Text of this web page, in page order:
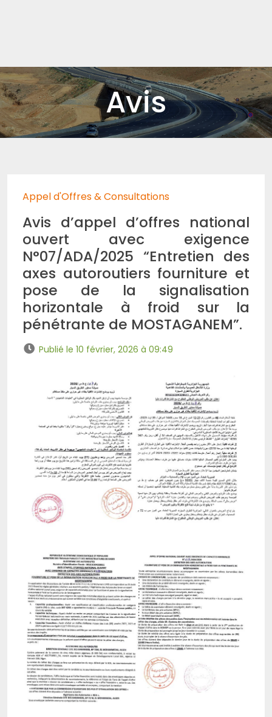
Avis
Appel d'Offres & Consultations
Avis d’appel d’offres national
ouvert avec exigence
N°07/ADA/2025 “Entretien des
axes autoroutiers fourniture et
pose de la signalisation
horizontale à froid sur la
pénétrante de MOSTAGANEM”.
Publié le 10 février, 2026 à 09:49